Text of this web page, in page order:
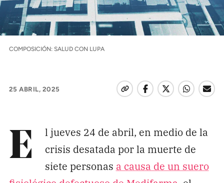
Dona aquí
COMPOSICIÓN: SALUD CON LUPA
25 ABRIL, 2025
E
l jueves 24 de abril, en medio de la
crisis desatada por la muerte de
siete personas a causa de un suero